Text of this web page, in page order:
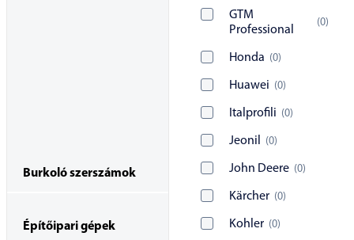
GTM
Professional
(0)
Honda (0)
Huawei (0)
Italprofili (0)
Jeonil (0)
John Deere (0)
Kärcher (0)
Kohler (0)
Burkoló szerszámok
Építőipari gépek